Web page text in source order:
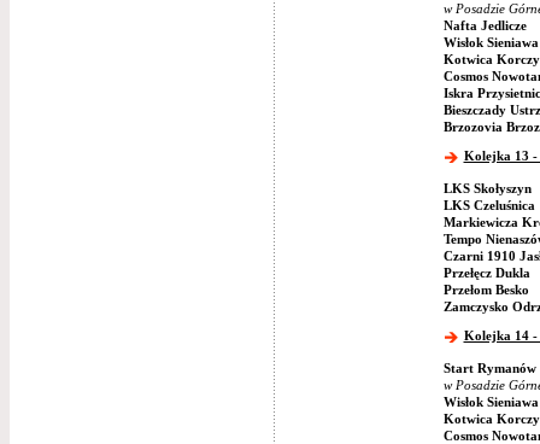
w Posadzie
Nafta Jedlicze
Wisłok Sieniawa
Kotwica
Cosmos
Iskra
Bieszczady
Brzozovia
Kolejka 13 -
LKS Skołyszyn
LKS Czeluśnica
Markiewicza
Tempo
Czarni 1910
Przełęcz Dukla
Przełom Besko
Zamczysko
Kolejka 14 -
Start Rymanów
w Posadzie
Wisłok Sieniawa
Kotwica
Cosmos